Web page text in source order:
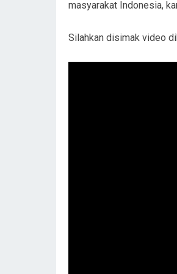
masyarakat Indonesia,
Silahkan disimak video